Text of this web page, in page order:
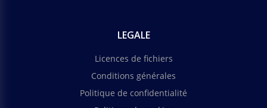
LEGALE
Licences de fichiers
Conditions générales
Politique de confidentialité